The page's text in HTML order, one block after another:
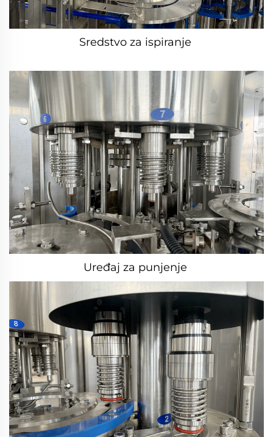
Sredstvo za ispiranje
Uređaj za punjenje